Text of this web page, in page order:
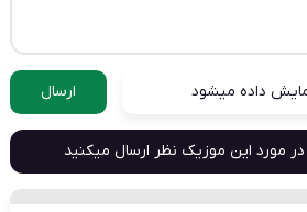
داده میشود ارسال
در مورد این موزیک نظر ارسال میکنید